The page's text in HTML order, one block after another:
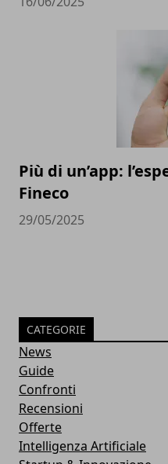
Più di un’app:
Fineco
29/05/2025
CATEGORIE
News
Guide
Confronti
Recensioni
Offerte
Intelligenza Artificiale